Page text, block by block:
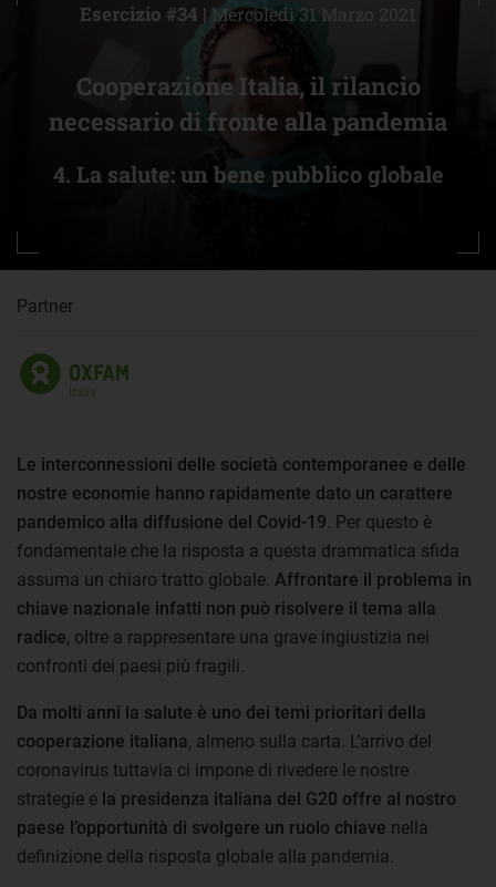
Cooperazione Italia, il rilancio
necessario di fronte alla pandemia
4. La salute: un bene pubblico globale
Esercizio #34 | Mercoledì 31 Marzo 2021
Partner
Le interconnessioni delle società contemporanee e delle
nostre economie hanno rapidamente dato un carattere
pandemico alla diffusione del Covid-19. Per questo è
fondamentale che la risposta a questa drammatica sfida
assuma un chiaro tratto globale. Affrontare il problema in
chiave nazionale infatti non può risolvere il tema alla
radice, oltre a rappresentare una grave ingiustizia nei
confronti dei paesi più fragili.
Da molti anni la salute è uno dei temi prioritari della
cooperazione italiana, almeno sulla carta. L’arrivo del
coronavirus tuttavia ci impone di rivedere le nostre
strategie e la presidenza italiana del G20 offre al nostro
paese l’opportunità di svolgere un ruolo chiave nella
definizione della risposta globale alla pandemia.